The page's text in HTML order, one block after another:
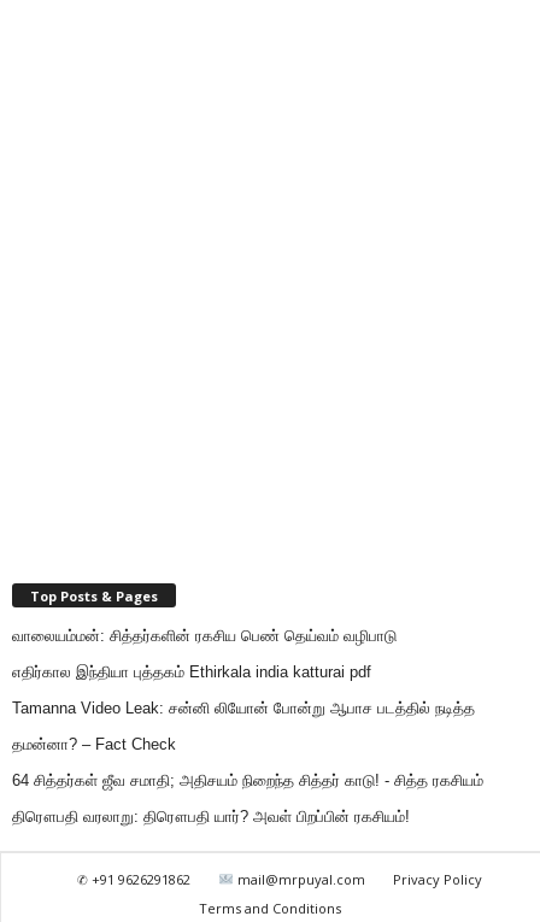
Top Posts & Pages
வாலையம்மன்: சித்தர்களின் ரகசிய பெண் தெய்வம் வழிபாடு
எதிர்கால இந்தியா புத்தகம் Ethirkala india katturai pdf
Tamanna Video Leak: சன்னி லியோன் போன்று ஆபாச படத்தில் நடித்த
தமன்னா? – Fact Check
64 சித்தர்கள் ஜீவ சமாதி; அதிசயம் நிறைந்த சித்தர் காடு! - சித்த ரகசியம்
திரௌபதி வரலாறு: திரௌபதி யார்? அவள் பிறப்பின் ரகசியம்!
✆ +91 9626291862 mail@mrpuyal.com
Privacy Policy
Terms and Conditions